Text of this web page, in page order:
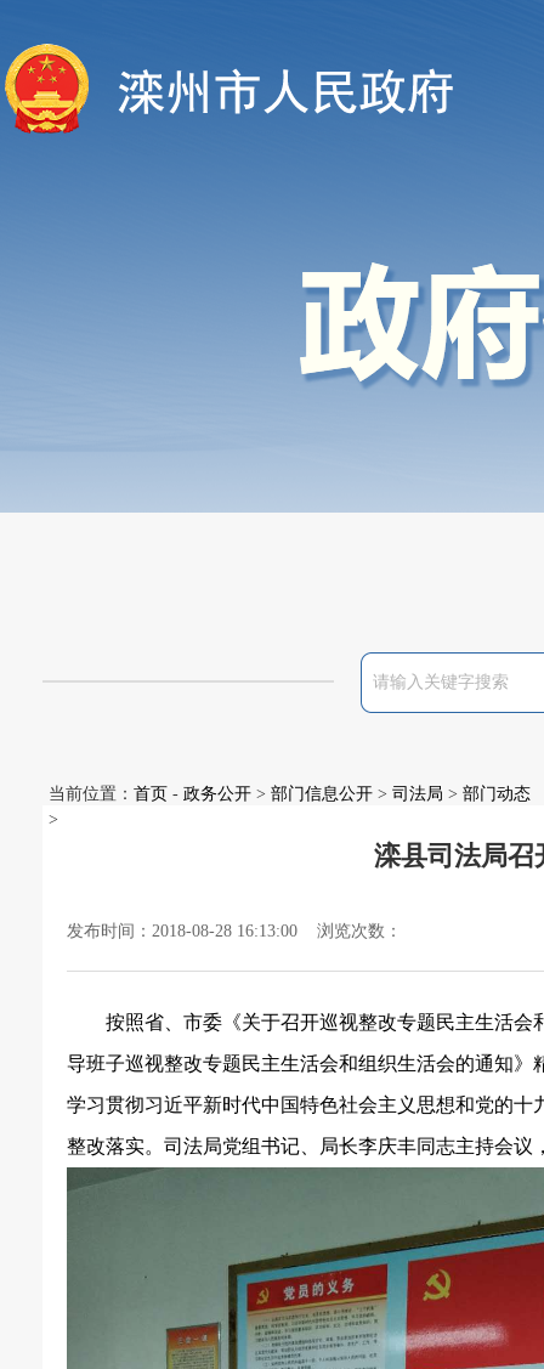
当前位置： 首页 - 政务公开 > 部门信息公开 > 司法局 > 部门动态
>
滦县司法局召
发布时间：2018-08-28 16:13:00 浏览次数：
按照省、市委《关于召开巡视整改专题民主生活
导班子巡视整改专题民主生活会和组织生活会的通知》
学习贯彻习近平新时代中国特色社会主义思想和党的
整改落实。司法局党组书记、局长李庆丰同志主持会